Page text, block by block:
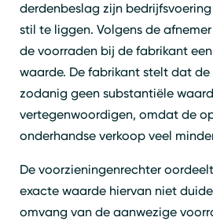
derdenbeslag zijn
stil te liggen. Volgens de
de voorraden bij de fabrikant
waarde. De fabrikant stelt dat
zodanig geen substantiële
vertegenwoordigen, omdat de
onderhandse verkoop veel
De voorzieningenrechter
exacte waarde hiervan niet
omvang van de aanwezige